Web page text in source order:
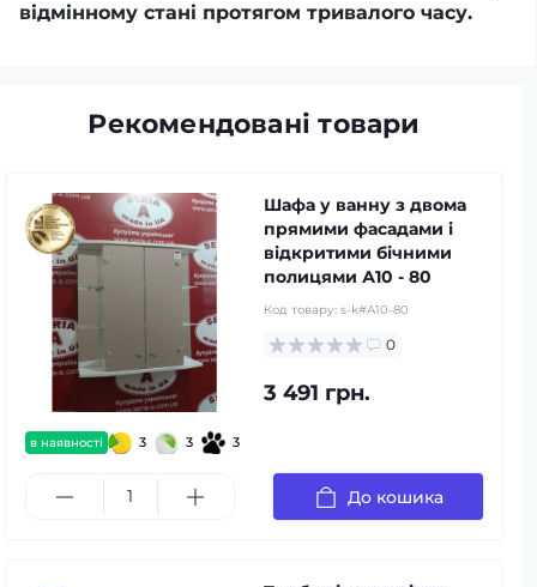
відмінному стані протягом тривалого часу.
Рекомендовані товари
в наявності 3 3 3
Шафа у ванну з двома
прямими фасадами і
відкритими бічними
полицями А10 - 80
Код товару: s-k#А10-80
0
3 491 грн.
До кошика